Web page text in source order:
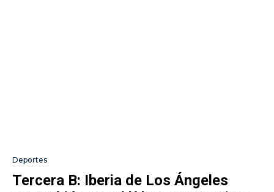
Deportes
Tercera B: Iberia de Los Ángeles